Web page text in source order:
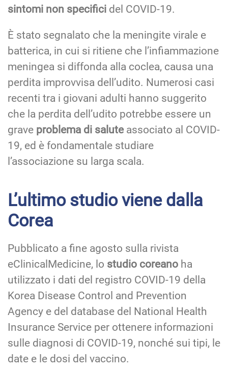
sintomi non specifici del COVID-19.
È stato segnalato che la meningite virale e
batterica, in cui si ritiene che l’infiammazione
meningea si diffonda alla coclea, causa una
perdita improvvisa dell’udito. Numerosi casi
recenti tra i giovani adulti hanno suggerito
che la perdita dell’udito potrebbe essere un
grave problema di saluteassociato al COVID-
19, ed è fondamentale studiare
l’associazione su larga scala.
L’ultimo studio viene dalla
Corea
Pubblicato a fine agosto sulla rivista
eClinicalMedicine, lo studio coreano ha
utilizzato i dati del registro COVID-19 della
Korea Disease Control and Prevention
Agency e del database del National Health
Insurance Service per ottenere informazioni
sulle diagnosi di COVID-19, nonché sui tipi, le
date e le dosi del vaccino.